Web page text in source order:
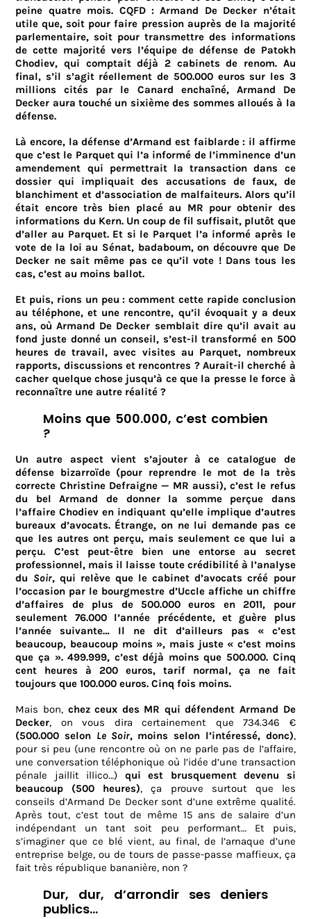
peine quatre mois. CQFD : Armand De Decker n’était
utile que, soit pour faire pression auprès de la majorité
parlementaire, soit pour transmettre des informations
de cette majorité vers l’équipe de défense de Patokh
Chodiev, qui comptait déjà 2 cabinets de renom. Au
final, s’il s’agit réellement de 500.000 euros sur les 3
millions cités par le Canard enchaîné, Armand De
Decker aura touché un sixième des sommes alloués à la
défense.
Là encore, la défense d’Armand est faiblarde : il affirme
que c’est le Parquet qui l’a informé de l’imminence d’un
amendement qui permettrait la transaction dans ce
dossier qui impliquait des accusations de faux, de
blanchiment et d’association de malfaiteurs. Alors qu’il
était encore très bien placé au MR pour obtenir des
informations du Kern. Un coup de fil suffisait, plutôt que
d’aller au Parquet. Et si le Parquet l’a informé après le
vote de la loi au Sénat, badaboum, on découvre que De
Decker ne sait même pas ce qu’il vote ! Dans tous les
cas, c’est au moins ballot.
Et puis, rions un peu : comment cette rapide conclusion
au téléphone, et une rencontre, qu’il évoquait y a deux
ans, où Armand De Decker semblait dire qu’il avait au
fond juste donné un conseil, s’est-il transformé en 500
heures de travail, avec visites au Parquet, nombreux
rapports, discussions et rencontres ? Aurait-il cherché à
cacher quelque chose jusqu’à ce que la presse le force à
reconnaître une autre réalité ?
Moins que 500.000, c’est combien
?
Un autre aspect vient s’ajouter à ce catalogue de
défense bizarroïde (pour reprendre le mot de la très
correcte Christine Defraigne — MR aussi), c’est le refus
du bel Armand de donner la somme perçue dans
l’affaire Chodiev en indiquant qu’elle implique d’autres
bureaux d’avocats. Étrange, on ne lui demande pas ce
que les autres ont perçu, mais seulement ce que lui a
perçu. C’est peut-être bien une entorse au secret
professionnel, mais il laisse toute crédibilité à l’analyse
du Soir, qui relève que le cabinet d’avocats créé pour
l’occasion par le bourgmestre d’Uccle affiche un chiffre
d’affaires de plus de 500.000 euros en 2011, pour
seulement 76.000 l’année précédente, et guère plus
l’année suivante… Il ne dit d’ailleurs pas « c’est
beaucoup, beaucoup moins », mais juste « c’est moins
que ça ». 499.999, c’est déjà moins que 500.000. Cinq
cent heures à 200 euros, tarif normal, ça ne fait
toujours que 100.000 euros. Cinq fois moins.
Mais bon, chez ceux des MR qui défendent Armand De
Decker, on vous dira certainement que 734.346 €
(500.000 selon Le Soir, moins selon l’intéressé, donc),
pour si peu (une rencontre où on ne parle pas de l’affaire,
une conversation téléphonique où l’idée d’une transaction
pénale jaillit illico…) qui est brusquement devenu si
beaucoup (500 heures), ça prouve surtout que les
conseils d’Armand De Decker sont d’une extrême qualité.
Après tout, c’est tout de même 15 ans de salaire d’un
indépendant un tant soit peu performant… Et puis,
s’imaginer que ce blé vient, au final, de l’arnaque d’une
entreprise belge, ou de tours de passe-passe maffieux, ça
fait très république bananière, non ?
Dur, dur, d’arrondir ses deniers
publics…